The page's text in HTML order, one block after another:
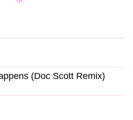
(Doc Scott Remix)